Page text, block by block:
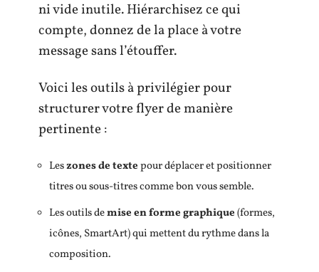
ni vide inutile. Hiérarchisez ce qui
compte, donnez de la place à votre
message sans l’étouffer.
Voici les outils à privilégier pour
structurer votre flyer de manière
pertinente :
Leszones de textepour déplacer et positionner
titres ou sous-titres comme bon vous semble.
Les outils demise en forme graphique(formes,
icônes, SmartArt) qui mettent du rythme dans la
composition.